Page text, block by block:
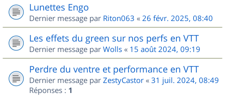
Lunettes Engo
Dernier message par Riton063 « 26 févr. 2025, 08:40
Les effets du green sur nos perfs en VTT
Dernier message par Wolls « 15 août 2024, 09:19
Perdre du ventre et performance en VTT
Dernier message par ZestyCastor « 31 juil. 2024, 08:49
Réponses : 1